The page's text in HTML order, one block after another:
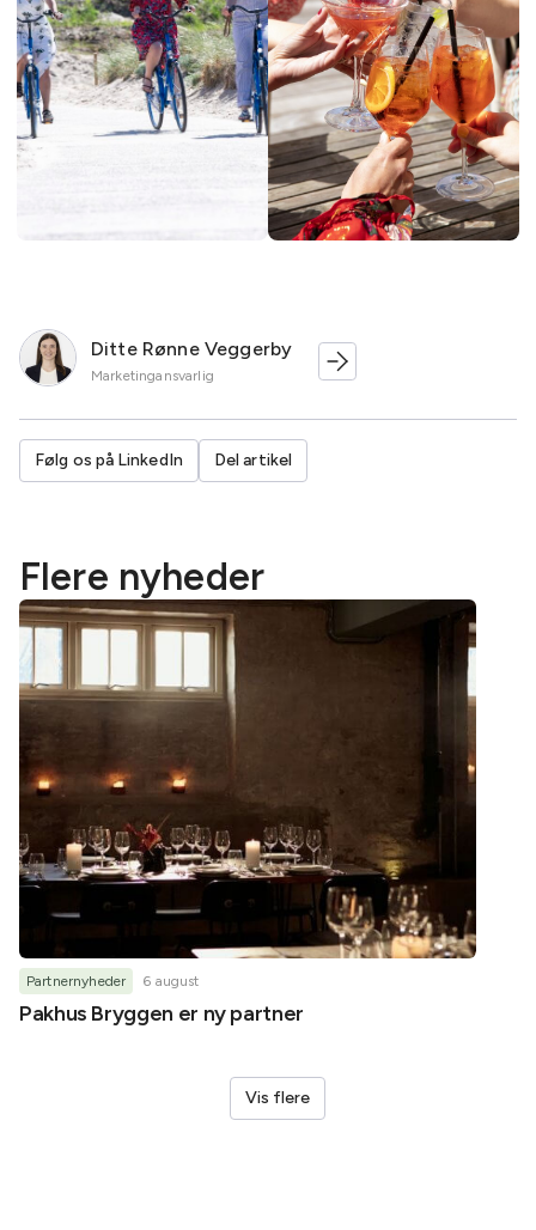
Ditte Rønne Veggerby
Marketingansvarlig
Følg os på LinkedIn Del artikel
Flere nyheder
Partnernyheder 6 august
Pakhus Bryggen er ny partner
Vis flere